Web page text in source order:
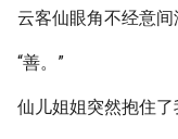
云客仙眼角不经意间
“善。”
仙儿姐姐突然抱住了